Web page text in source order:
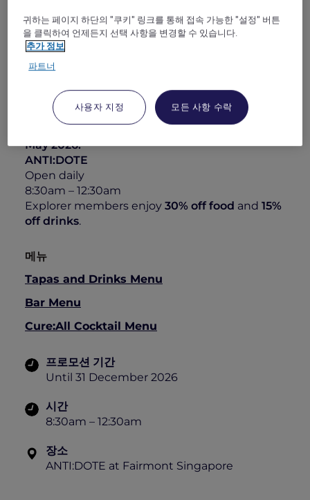
cocktails using premium spirits, fresh
ingredients, and subtle influences drawn from
both ancient and modern remedies. A
selection of elevated tapas complements the
experience.
Mother’s Day
weekend, a beautiful floral
add-on is available for pre-order from 8 to 10
May 2026.*
ANTI:DOTE
Open daily
8:30am – 12:30am
Explorer members enjoy 30% off food and 15%
off drinks.
메뉴
Tapas and Drinks Menu
Bar Menu
Cure:All Cocktail Menu
프로모션 기간
Until 31 December 2026
시간
8:30am – 12:30am
장소
ANTI:DOTE at Fairmont Singapore
귀하는 페이지 하단의 "쿠키" 링크를 통해 접속 가능한 "설정" 버튼
을 클릭하여 언제든지 선택 사항을 변경할 수 있습니다.
추가 정보
파트너
사용자 지정 모든 사항 수락